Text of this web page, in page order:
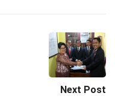
Next Post